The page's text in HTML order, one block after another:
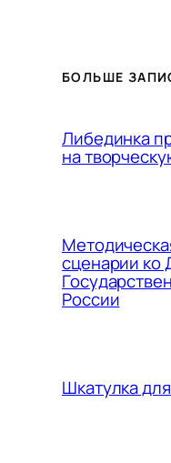
БОЛЬШЕ
Либединка
на
сценарии ко
России
Шкатулка